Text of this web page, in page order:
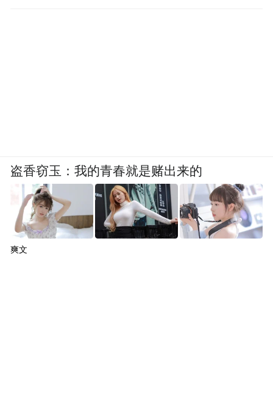
盗香窃玉：我的青春就是赌出来的
爽文